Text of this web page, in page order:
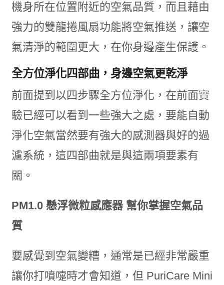
機身所在位置附近的空氣品質，而且藉由
強力的雙龍捲風扇功能將空氣推送，讓空
氣清淨的範圍更大，在你身邊產生保護。
全方位淨化四部曲，身邊空氣更乾淨
前面提到以四步驟全方位淨化，在前面實
驗已經可以看到一些強大之處，要能自動
淨化空氣當然要有強大的感測器與好的過
濾系統，這四部曲就是與這兩項要素有
關。
PM1.0 懸浮微粒感應器 幫你掌握空氣品
質
要感覺到空氣變糟，通常是已經非常嚴重
讓你打噴嚏時才會知道，但 PuriCare Mini